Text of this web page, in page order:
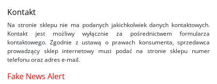
Kontakt
Na stronie sklepu nie ma podanych jakichkolwiek danych kontaktowych.
Kontakt jest możliwy wyłącznie za pośrednictwem formularza
kontaktowego. Zgodnie z ustawą o prawach konsumenta, sprzedawca
prowadzący sklep internetowy musi podać na stronie sklepu numer
telefonu oraz adres e-mail.
Fake News Alert